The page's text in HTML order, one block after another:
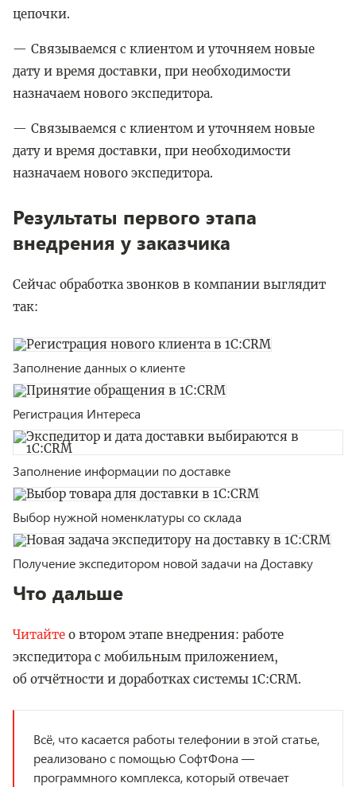
цепочки.
Связываемся с клиентом и уточняем новые
дату и время доставки, при необходимости
назначаем нового экспедитора.
Связываемся с клиентом и уточняем новые
дату и время доставки, при необходимости
назначаем нового экспедитора.
Результаты первого этапа
внедрения у заказчика
Сейчас обработка звонков в компании выглядит
так:
Заполнение данных о клиенте
Регистрация Интереса
Заполнение информации по доставке
Выбор нужной номенклатуры со склада
Получение экспедитором новой задачи на Доставку
Что дальше
Читайте о втором этапе внедрения: работе
экспедитора с мобильным приложением,
об отчётности и доработках системы 1C:CRM.
Всё, что касается работы телефонии в этой статье,
реализовано с помощью СофтФона —
программного комплекса, который отвечает